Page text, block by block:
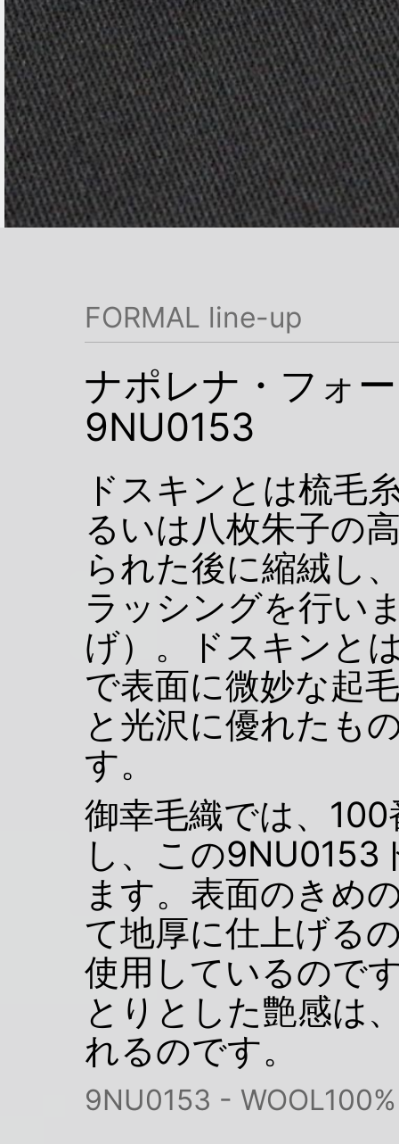
FORMAL line-up
ナポレナ・フォ
9NU0153
ドスキンとは梳毛
るいは八枚朱子の
られた後に縮絨し
ラッシングを行い
げ）。ドスキンと
で表面に微妙な起
と光沢に優れたも
す。
御幸毛織では、
し、この9NU0153
ます。表面のきめ
て地厚に仕上げる
使用しているので
とりとした艶感は
れるのです。
9NU0153 -